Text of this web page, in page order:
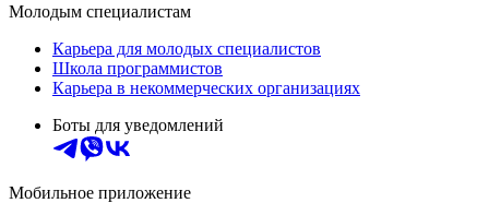
Молодым специалистам
Карьера для молодых специалистов
Школа программистов
Карьера в некоммерческих организациях
Боты для уведомлений
Мобильное приложение